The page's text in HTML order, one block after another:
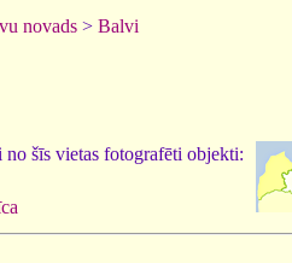
novads > Balvi
šīs vietas fotografēti objekti: